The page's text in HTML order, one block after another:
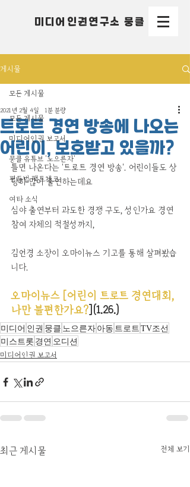
미디어인권연구소 뭉클
게시물
모든 게시물
미디어인권 보고서
뭉클 유튜브 '노으른자'
평등법 팩트체크
여타 소식
모든 게시물
트로트 경연 방송에 나오는
어린이, 보호받고 있을까?
2021년 2월 4일 1분 분량
틀면 나온다는 '트로트 경연 방송'. 어린이들도 상
당히 많이 출연하는데요
심야 출연부터 과도한 경쟁 구도, 성인가요 경연
참여 자체의 적절성까지,
김언경 소장이 오마이뉴스 기고를 통해 살펴봤습
니다.
오마이뉴스 [어린이 트로트 경연대회,
나만 불편한가요? ](1.26.)
미디어 인권 뭉클 노으른자아동 트로트TV조선
미스트롯 경연 오디션
미디어인권 보고서
최근 게시물 전체 보기